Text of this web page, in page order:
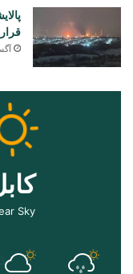
آگست
Sky